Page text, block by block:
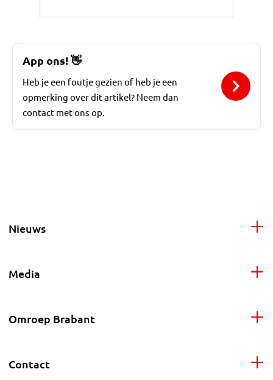
App ons! 👋
Heb je een foutje gezien of heb je een
opmerking over dit artikel? Neem dan
contact met ons op.
Nieuws
Media
Omroep Brabant
Contact